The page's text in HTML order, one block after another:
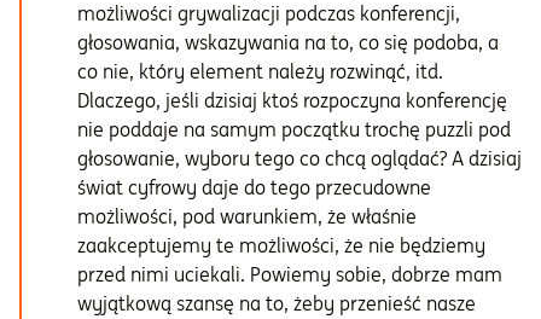
możliwości grywalizacji podczas konferencji,
głosowania, wskazywania na to, co się podoba, a
co nie, który element należy rozwinąć, itd.
Dlaczego, jeśli dzisiaj ktoś rozpoczyna konferencję
nie poddaje na samym początku trochę puzzli pod
głosowanie, wyboru tego co chcą oglądać? A dzisiaj
świat cyfrowy daje do tego przecudowne
możliwości, pod warunkiem, że właśnie
zaakceptujemy te możliwości, że nie będziemy
przed nimi uciekali. Powiemy sobie, dobrze mam
wyjątkową szansę na to, żeby przenieść nasze